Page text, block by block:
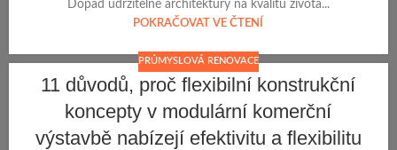
Dopad udržitelné architektury na kvalitu života...
POKRAČOVAT VE ČTENÍ
PRŮMYSLOVÁ RENOVACE
11 důvodů, proč flexibilní konstrukční
koncepty v modulární komerční
výstavbě nabízejí efektivitu a flexibilitu